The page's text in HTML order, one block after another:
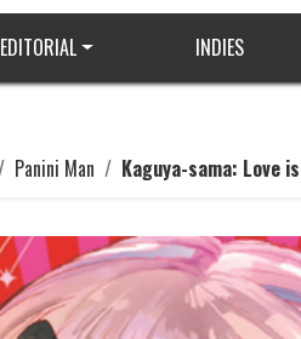
EDITORIAL INDIES
Panini Man Kaguya-sama: Love